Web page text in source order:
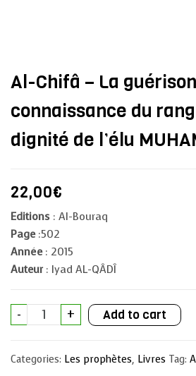
Al-Chifâ – La
connaissance du
dignité de l’élu
22,00€
Editions : Al-Bouraq
Page:502
Année : 2015
Auteur : Iyad AL-QÂDÎ
- Al-
Chifâ
-
à
+ Add to cart
Categories: Les prophètes, Livres Tag: